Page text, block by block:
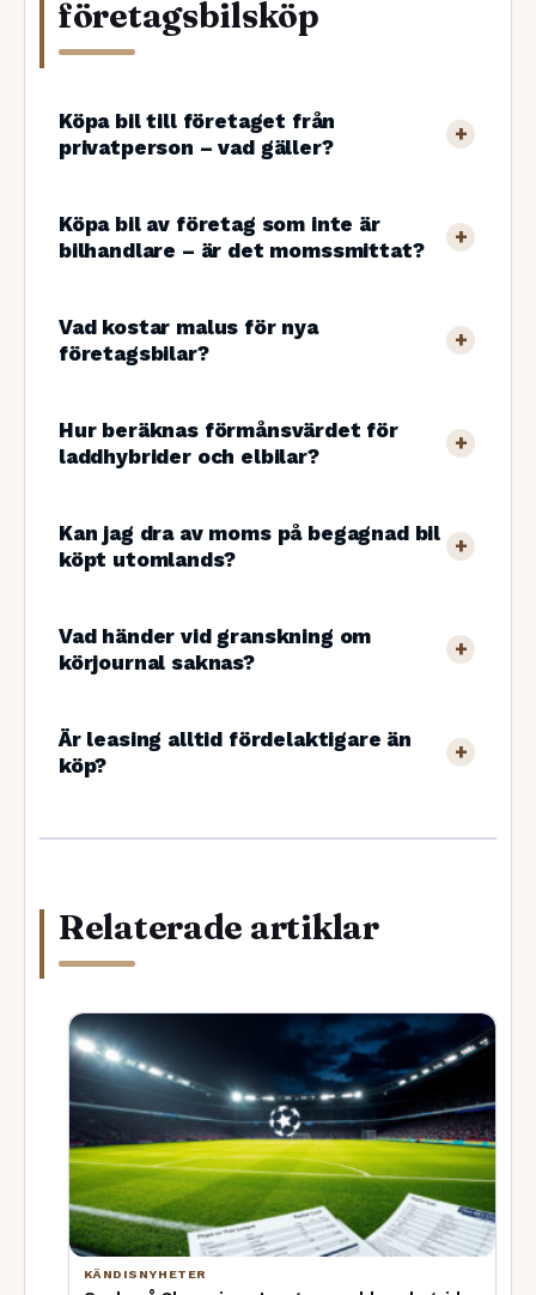
företagsbilsköp
Köpa bil till företaget från
privatperson – vad gäller?
Köpa bil av företag som inte är
bilhandlare – är det momssmittat?
Vad kostar malus för nya
företagsbilar?
Hur beräknas förmånsvärdet för
laddhybrider och elbilar?
Kan jag dra av moms på begagnad bil
köpt utomlands?
Vad händer vid granskning om
körjournal saknas?
Är leasing alltid fördelaktigare än
köp?
Relaterade artiklar
KÄNDISNYHETER